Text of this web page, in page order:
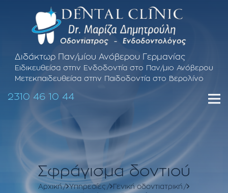
Διδάκτωρ Παν/μίου Ανόβερου Γερμανίας
Ειδικευθείσα στην Ενδοδοντία στο Παν/μιο Ανόβερου
Μετεκπαιδευθείσα στην Παιδοδοντία στο Βερολίνο
2310 46 10 44
Σφράγισμα δοντιού
Αρχική Υπηρεσίες
Γενική οδοντιατρική